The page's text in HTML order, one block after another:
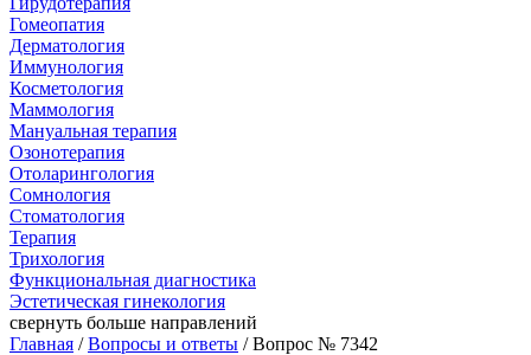
Гомеопатия
Дерматология
Иммунология
Косметология
Маммология
Мануальная терапия
Озонотерапия
Отоларингология
Сомнология
Стоматология
Терапия
Трихология
Функциональная диагностика
Эстетическая гинекология
свернуть больше направлений
Главная /Вопросы и ответы / Вопрос № 7342